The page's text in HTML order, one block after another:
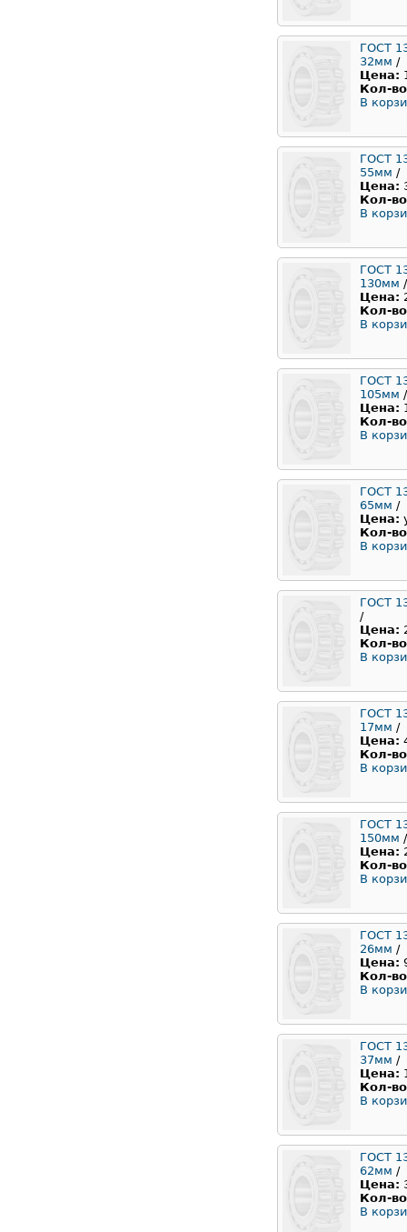
ГОСТ
32мм /
Цена:
Кол-
В
ГОСТ
55мм /
Цена:
Кол-
В
ГОСТ
130мм /
Цена:
Кол-
В
ГОСТ
105мм /
Цена:
Кол-
В
ГОСТ
65мм /
Цена:
Кол-
В
ГОСТ
/
Цена:
Кол-
В
ГОСТ
17мм /
Цена:
Кол-
В
ГОСТ
150мм /
Цена:
Кол-
В
ГОСТ
26мм /
Цена:
Кол-
В
ГОСТ
37мм /
Цена:
Кол-
В
ГОСТ
62мм /
Цена:
Кол-
В